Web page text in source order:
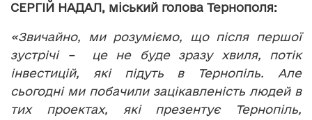
СЕРГІЙ НАДАЛ, міський голова Тернополя:
«Звичайно, ми розуміємо, що після першої
зустрічі – це не буде зразу хвиля, потік
інвестицій, які підуть в Тернопіль. Але
сьогодні ми побачили зацікавленість людей в
тих проектах, які презентує Тернопіль,